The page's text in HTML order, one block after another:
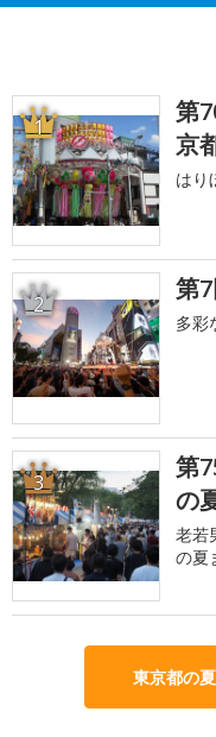
1
第
京
はり
2 第
多彩
3
第
の
老若
の夏
東京都の